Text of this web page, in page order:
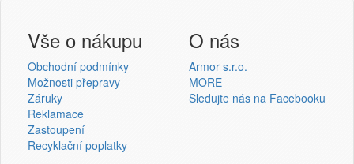
Přihlášení uživatele
Přihlásit se
Nová registrace
Vše o nákupu
Obchodní podmínky
Možnosti přepravy
Záruky
Reklamace
Zastoupení
Recyklační poplatky
O nás
Armor s.r.o.
MORE
Sledujte nás na Facebooku